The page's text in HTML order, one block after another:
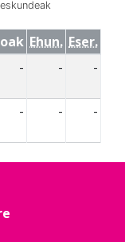
Ehun. Eser.
- - -
- - -